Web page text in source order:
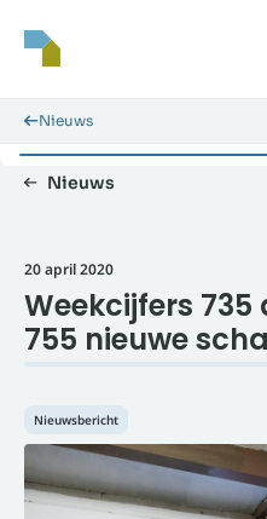
Nieuws
Nieuws
20 april 2020
Weekcijfers
755 nieuwe
Nieuwsbericht